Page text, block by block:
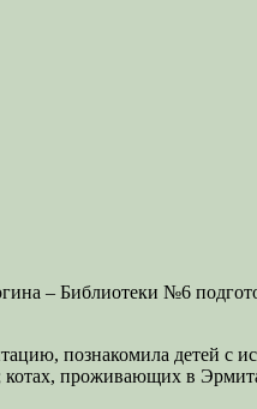
– Библиотеки №6
познакомила детей
котах, проживающих в